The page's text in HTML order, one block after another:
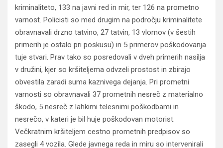
kriminaliteto, 133 na javni red in mir, ter 126 na prometno
varnost. Policisti so med drugim na področju kriminalitete
obravnavali drzno tatvino, 27 tatvin, 13 vlomov (v šestih
primerih je ostalo pri poskusu) in 5 primerov poškodovanja
tuje stvari. Prav tako so posredovali v dveh primerih nasilja
v družini, kjer so kršiteljema odvzeli prostost in zbirajo
obvestila zaradi suma kaznivega dejanja. Pri prometni
varnosti so obravnavali 37 prometnih nesreč z materialno
škodo, 5 nesreč z lahkimi telesnimi poškodbami in
nesrečo, v kateri je bil huje poškodovan motorist.
Večkratnim kršiteljem cestno prometnih predpisov so
zasegli 4 vozila. Glede javnega reda in miru so intervenirali